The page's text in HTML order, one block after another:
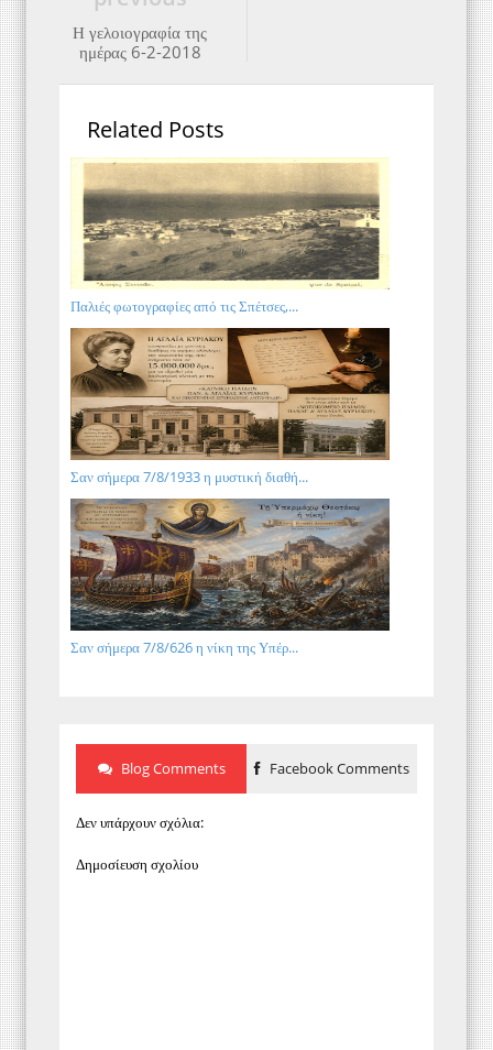
Η γελοιογραφία της
ημέρας 6-2-2018
Related Posts
Παλιές φωτογραφίες από τις Σπέτσες,...
Σαν σήμερα 7/8/1933 η μυστική διαθή...
Σαν σήμερα 7/8/626 η νίκη της Υπέρ...
Blog Comments Facebook Comments
Δεν υπάρχουν σχόλια:
Δημοσίευση σχολίου